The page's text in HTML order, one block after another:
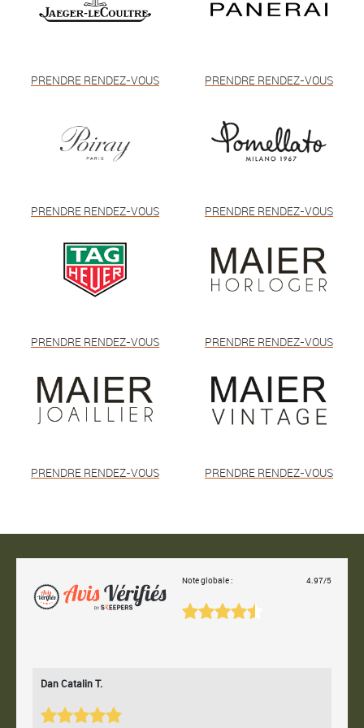
PRENDRE RENDEZ-VOUS PRENDRE RENDEZ-VOUS
PRENDRE RENDEZ-VOUS PRENDRE RENDEZ-VOUS
PRENDRE RENDEZ-VOUS PRENDRE RENDEZ-VOUS
PRENDRE RENDEZ-VOUS PRENDRE RENDEZ-VOUS
Note globale : 4.97/5
Dan Catalin T.